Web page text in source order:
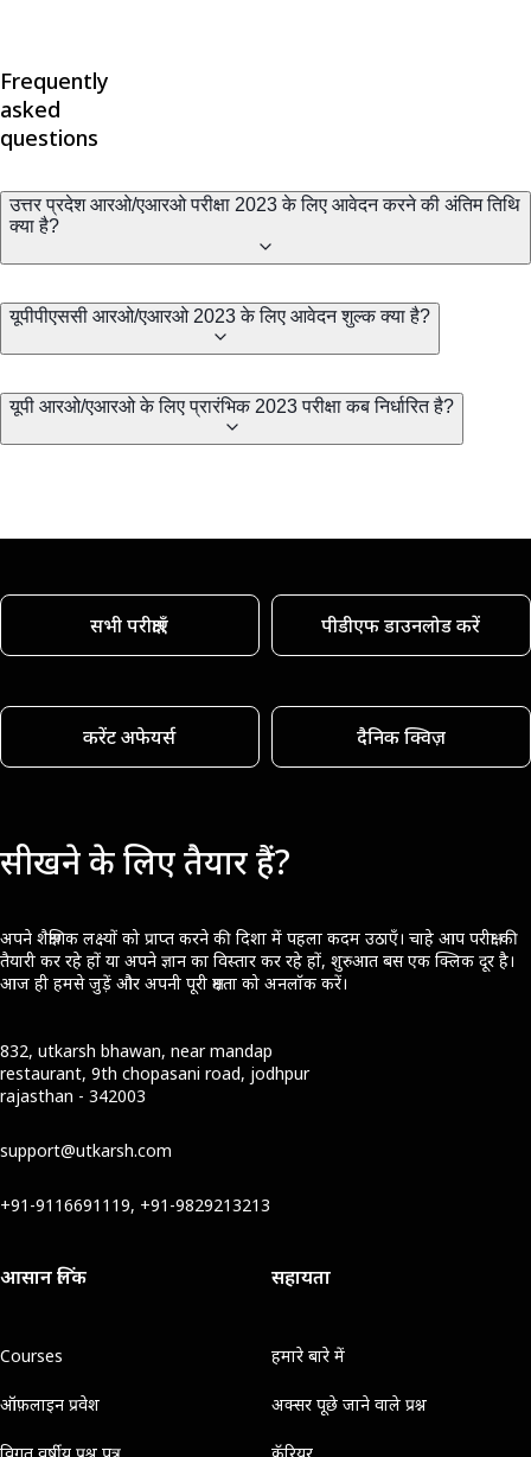
Frequently
asked
questions
उत्तर प्रदेश आरओ/एआरओ परीक्षा 2023 के लिए आवेदन करने की अंतिम तिथि
क्या है?
यूपीपीएससी आरओ/एआरओ 2023 के लिए आवेदन शुल्क क्या है?
यूपी आरओ/एआरओ के लिए प्रारंभिक 2023 परीक्षा कब निर्धारित है?
सभी परीक्षाएँ पीडीएफ डाउनलोड करें
करेंट अफेयर्स दैनिक क्विज़
सीखने के लिए तैयार हैं?
अपने शैक्षणिक लक्ष्यों को प्राप्त करने की दिशा में पहला कदम उठाएँ। चाहे आप परीक्षा की
तैयारी कर रहे हों या अपने ज्ञान का विस्तार कर रहे हों, शुरुआत बस एक क्लिक दूर है।
आज ही हमसे जुड़ें और अपनी पूरी क्षमता को अनलॉक करें।
832, utkarsh bhawan, near mandap
restaurant, 9th chopasani road, jodhpur
rajasthan - 342003
support@utkarsh.com
+91-9116691119, +91-9829213213
आसान लिंक
Courses
ऑफ़लाइन प्रवेश
सहायता
हमारे बारे में
अक्सर पूछे जाने वाले प्रश्न